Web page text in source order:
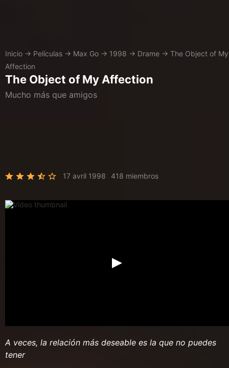
Inicio → Películas → Max Go → 1998 → Drame → The Object of My
Affection
The Object of My Affection
Mucho más que amigos
17 avril 1998 418 miembros
A veces, la relación más deseable es la que no puedes
tener